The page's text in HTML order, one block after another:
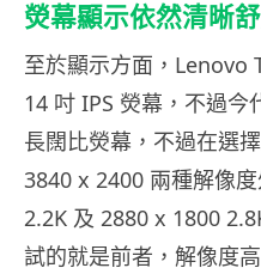
熒幕顯示依然清晰
至於顯示方面，Lenovo
14 吋 IPS 熒幕，不過
長闊比熒幕，不過在選
3840 x 2400 兩種解像
2.2K 及 2880 x 1800
試的就是前者，解像度